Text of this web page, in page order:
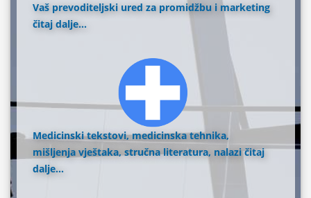
Vaš prevoditeljski ured za promidžbu i marketing
čitaj dalje...
Medicinski tekstovi, medicinska tehnika,
mišljenja vještaka, stručna literatura, nalazi čitaj
dalje...